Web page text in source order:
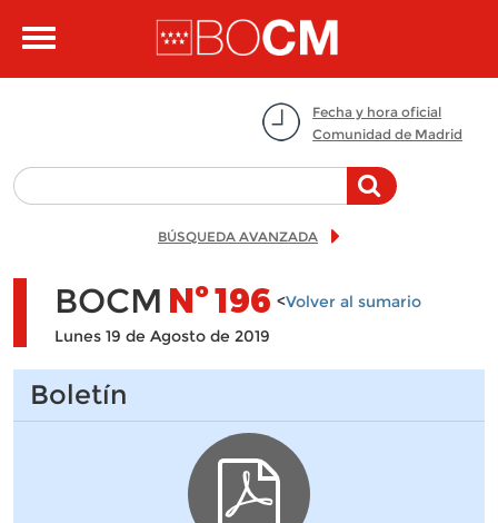
Toggle
Fecha y hora oficial
Comunidad de Madrid
BÚSQUEDA AVANZADA
BOCM Nº196 <Volver al sumario
Lunes 19 de Agosto de 2019
Boletín